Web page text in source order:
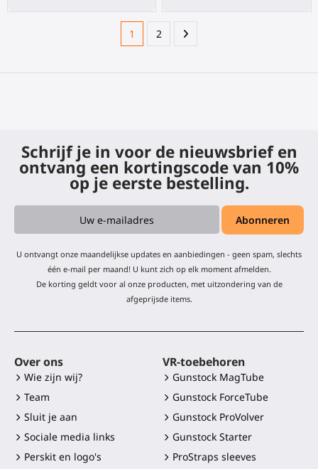
1 2
Schrijf je in voor de nieuwsbrief en
ontvang een kortingscode van 10%
op je eerste bestelling.
U ontvangt onze maandelijkse updates en aanbiedingen - geen spam, slechts
één e-mail per maand! U kunt zich op elk moment afmelden.
De korting geldt voor al onze producten, met uitzondering van de
afgeprijsde items.
Over ons
Wie zijn wij?
Team
Sluit je aan
Sociale media links
Perskit en logo's
VR-toebehoren
Gunstock MagTube
Gunstock ForceTube
Gunstock ProVolver
Gunstock Starter
ProStraps sleeves